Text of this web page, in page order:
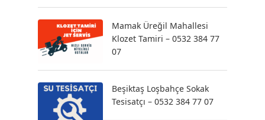
Mamak Üreğil Mahallesi
Klozet Tamiri – 0532 384 77
07
Beşiktaş Loşbahçe Sokak
Tesisatçı – 0532 384 77 07